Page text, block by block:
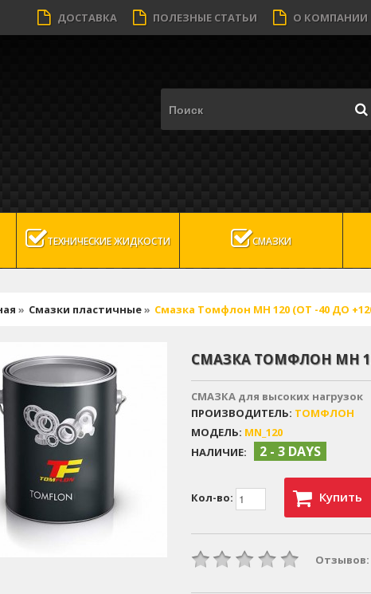
ДОСТАВКА ПОЛЕЗНЫЕ СТАТЬИ О КОМПАНИИ
ТЕХНИЧЕСКИЕ ЖИДКОСТИ СМАЗКИ
» Смазки пластичные» Смазка Томфлон МН 120 (ОТ -40 ДО
СМАЗКА ТОМФЛОН МН
СМАЗКА для высоких нагрузок
ПРОИЗВОДИТЕЛЬ: ТОМФЛОН
МОДЕЛЬ: MN_120
НАЛИЧИЕ:
2 - 3 DAYS
Кол-во: Купить
Отзывов: